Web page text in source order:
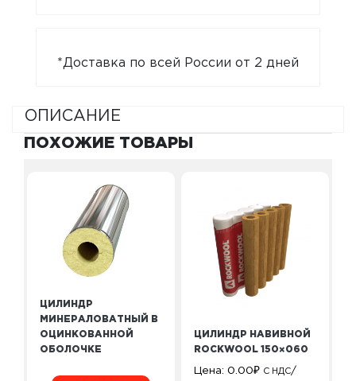
*Доставка по всей России от 2 дней
ОПИСАНИЕ
ПОХОЖИЕ ТОВАРЫ
ЦИЛИНДР
МИНЕРАЛОВАТНЫЙ В
ОЦИНКОВАННОЙ
ОБОЛОЧКЕ
ЦИЛИНДР НАВИВНОЙ
ROCKWOOL 150×060
Цена: 0.00₽ С НДС/